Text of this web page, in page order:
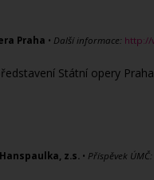
Praha • Další informace: http://
Státní opery
Hanspaulka, z.s. • Příspěvek ÚMČ: